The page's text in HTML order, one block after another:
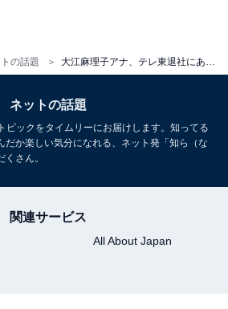
の話題
ネットの話題
ピックをタイムリーにお届けします。知ってる
だか楽しい気分になれる、ネット発「知ら（な
さん。
関連サービス
All About Japan